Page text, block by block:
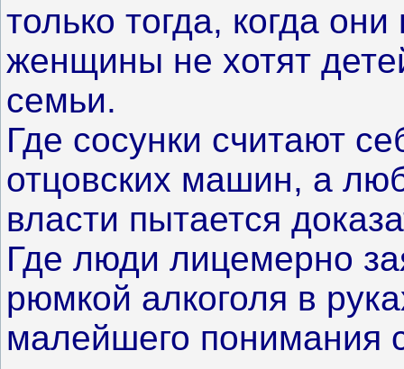
только тогда, когда
женщины не хотят
семьи.
Где сосунки считают
отцовских машин, а
власти пытается
Где люди лицемерно
рюмкой алкоголя в
малейшего понимания